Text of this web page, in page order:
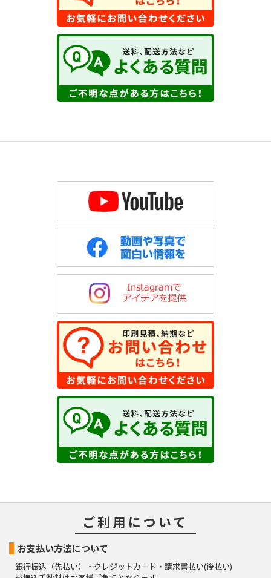
ご利用について
お支払い方法について
銀行振込（先払い）・クレジットカード・請求書払い(後払い)